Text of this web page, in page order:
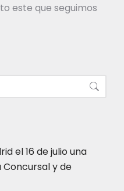
este que seguimos
el 16 de julio una
Concursal y de